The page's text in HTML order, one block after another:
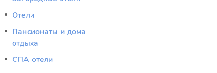
Отели
Пансионаты и дома
отдыха
СПА отели